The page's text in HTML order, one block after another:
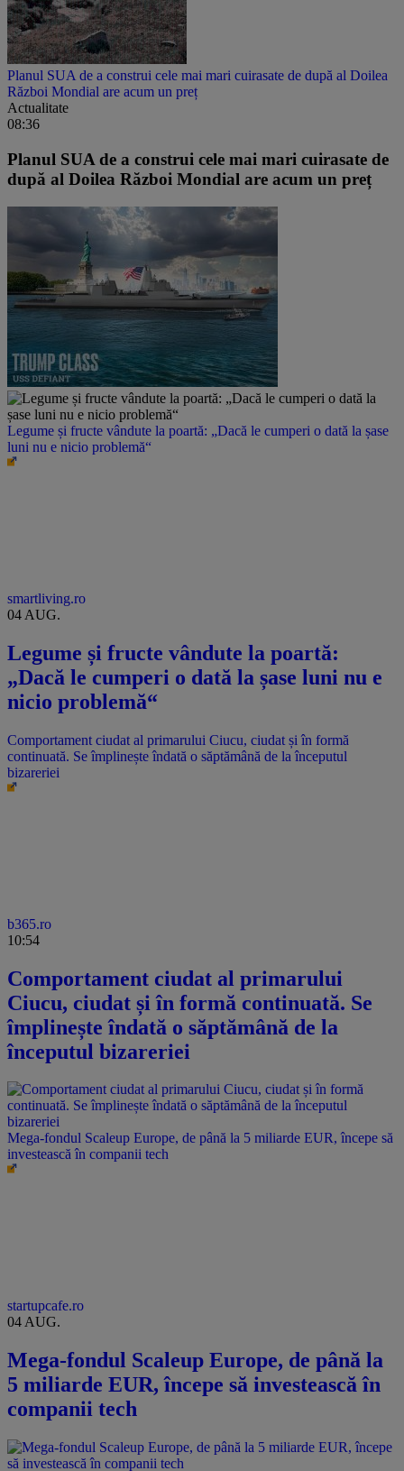
Planul SUA de a construi cele mai mari cuirasate de după al Doilea
Război Mondial are acum un preț
Actualitate
08:36
Planul SUA de a construi cele mai mari cuirasate de
după al Doilea Război Mondial are acum un preț
Legume și fructe vândute la poartă: „Dacă le cumperi o dată la șase
luni nu e nicio problemă“
smartliving.ro
04 AUG.
Legume și fructe vândute la poartă:
„Dacă le cumperi o dată la șase luni nu e
nicio problemă“
Comportament ciudat al primarului Ciucu, ciudat și în formă
continuată. Se împlinește îndată o săptămână de la începutul
bizareriei
b365.ro
10:54
Comportament ciudat al primarului
Ciucu, ciudat și în formă continuată. Se
împlinește îndată o săptămână de la
începutul bizareriei
Mega-fondul Scaleup Europe, de până la 5 miliarde EUR, începe să
investească în companii tech
startupcafe.ro
04 AUG.
Mega-fondul Scaleup Europe, de până la
5 miliarde EUR, începe să investească în
companii tech